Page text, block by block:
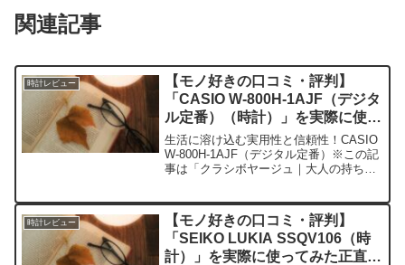
関連記事
時計レビュー
【モノ好きの口コミ・評判】
「CASIO W-800H-1AJF（デジタ
ル定番）（時計）」を実際に使っ
てみた正直感想
生活に溶け込む実用性と信頼性！CASIO
W-800H-1AJF（デジタル定番）※この記
事は「クラシボヤージュ｜大人の持ち物
日、編集部が紹介したいのが「CASIO
W-...
時計レビュー
【モノ好きの口コミ・評判】
「SEIKO LUKIA SSQV106（時
計）」を実際に使ってみた正直感